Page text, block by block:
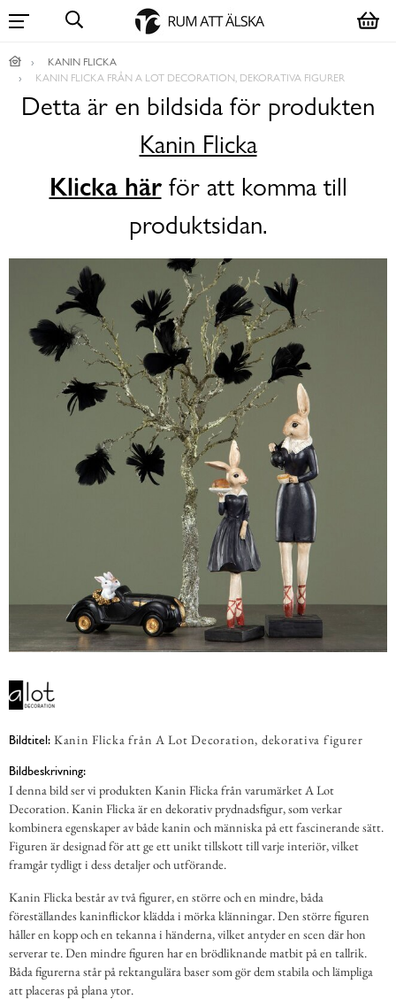
KANIN FLICKA
KANIN FLICKA FRÅN A LOT DECORATION, DEKORATIVA FIGURER
Detta är en bildsida för produkten
Kanin Flicka
Klicka härför att komma till
produktsidan.
Bildtitel: Kanin Flicka från A Lot Decoration, dekorativa figurer
Bildbeskrivning:
I denna bild ser vi produkten Kanin Flicka från varumärket A Lot
Decoration. Kanin Flicka är en dekorativ prydnadsfigur, som verkar
kombinera egenskaper av både kanin och människa på ett fascinerande sätt.
Figuren är designad för att ge ett unikt tillskott till varje interiör, vilket
framgår tydligt i dess detaljer och utförande.
Kanin Flicka består av två figurer, en större och en mindre, båda
föreställandes kaninflickor klädda i mörka klänningar. Den större figuren
håller en kopp och en tekanna i händerna, vilket antyder en scen där hon
serverar te. Den mindre figuren har en brödliknande matbit på en tallrik.
Båda figurerna står på rektangulära baser som gör dem stabila och lämpliga
att placeras på plana ytor.